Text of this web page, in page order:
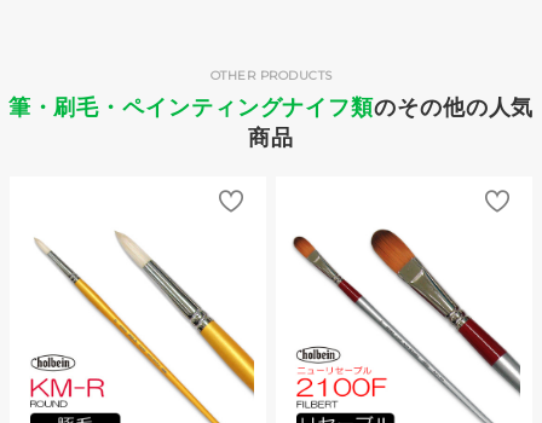
筆・刷毛・ペインティングナイフ類のその他の人気
商品
OTHER PRODUCTS